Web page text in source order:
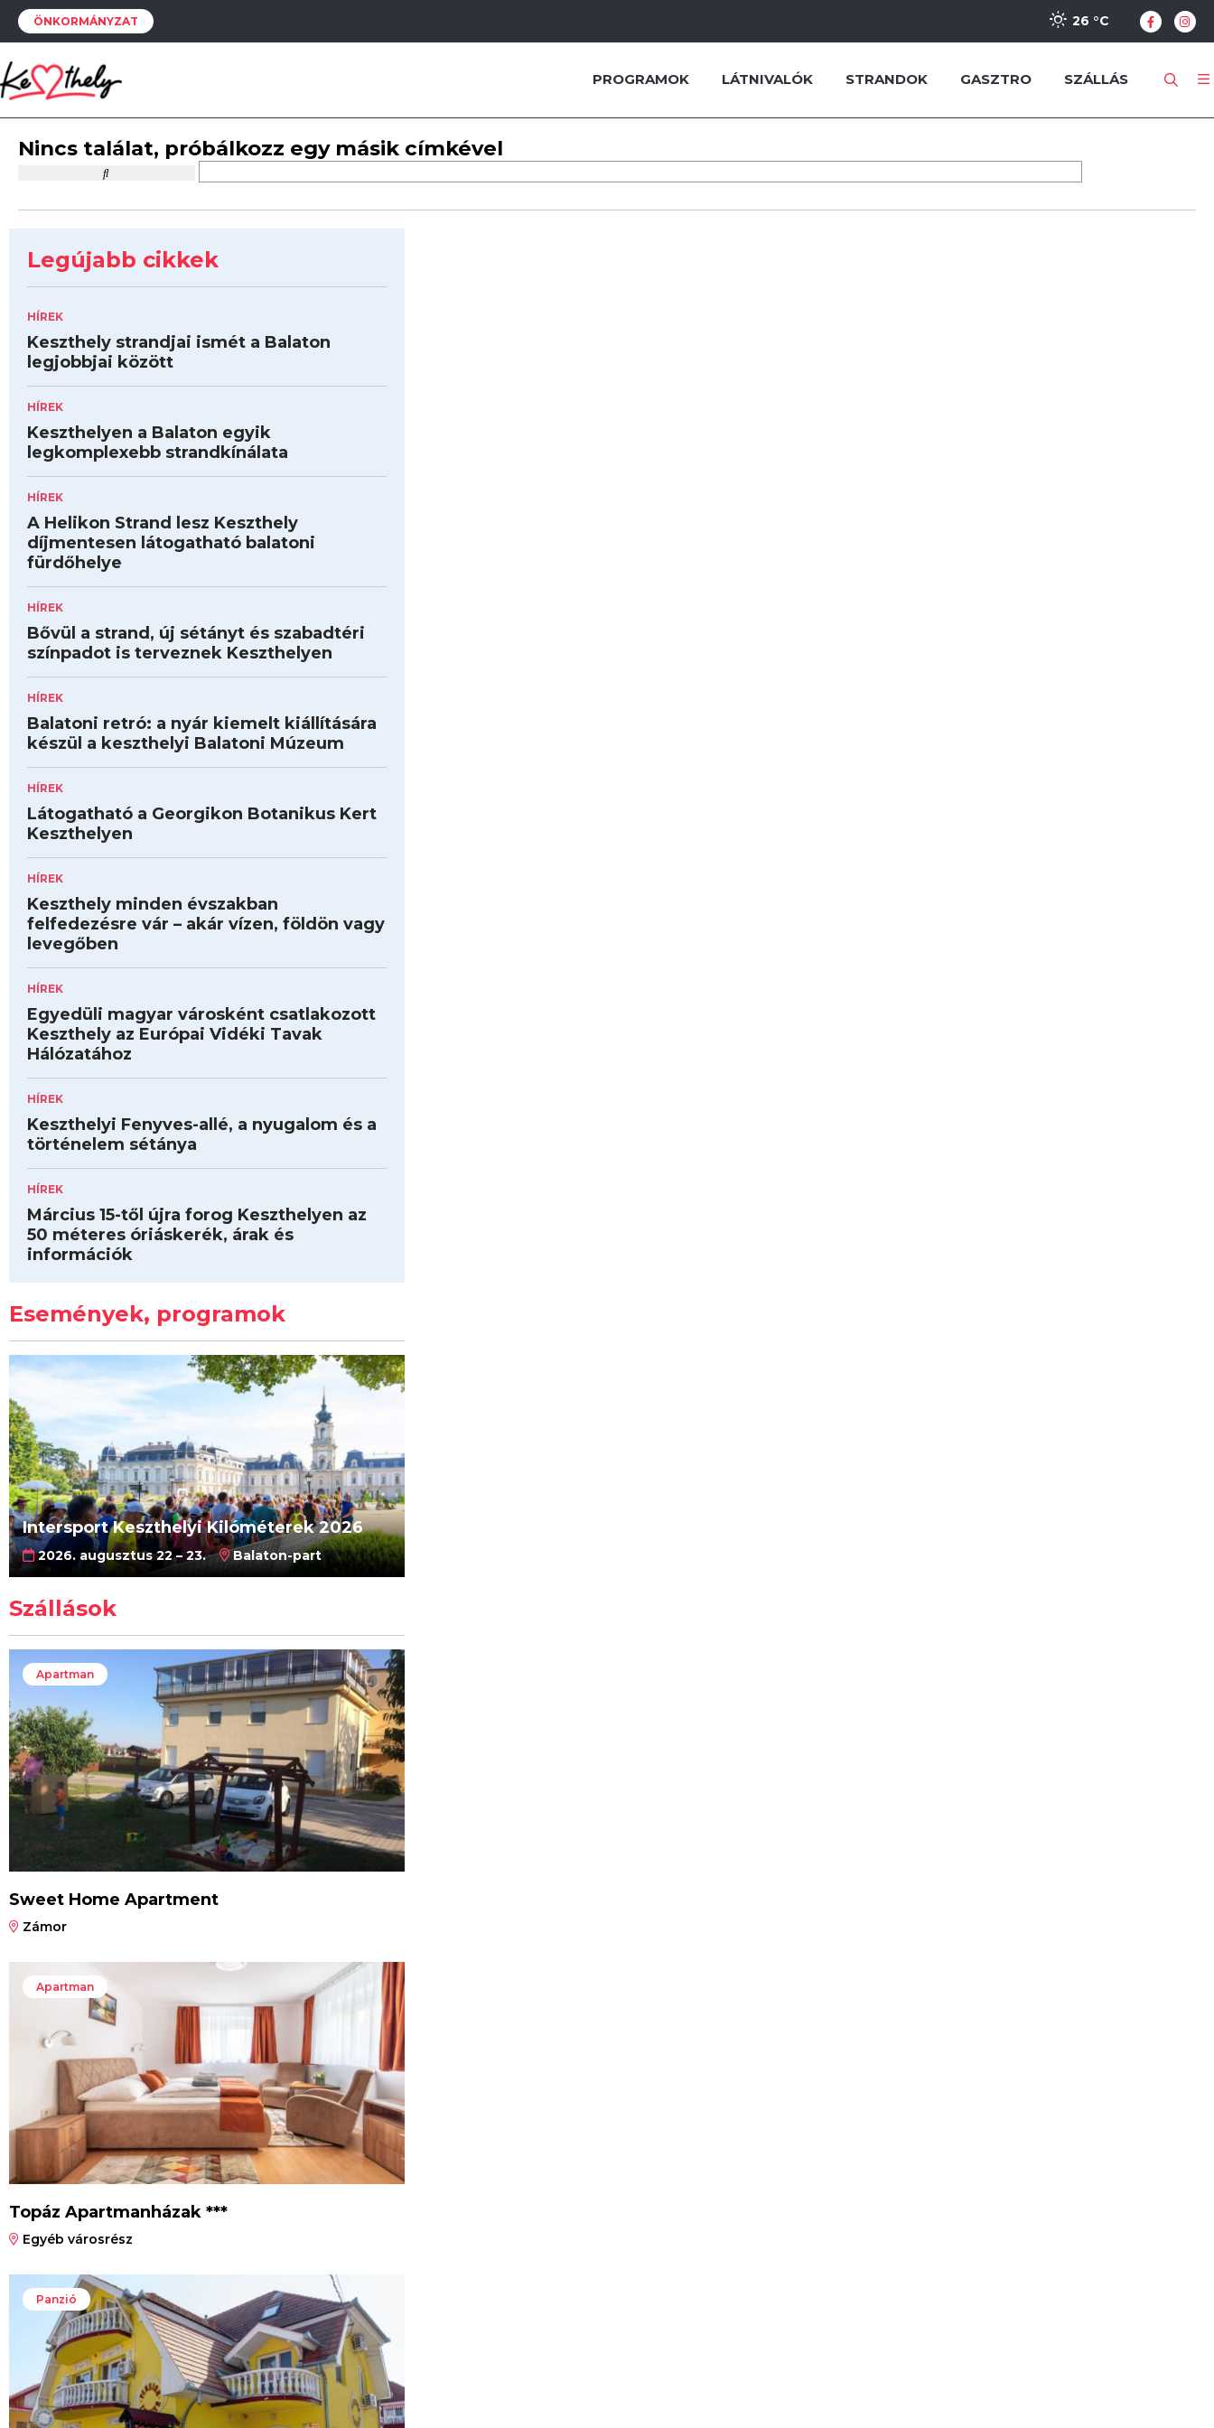
ÖNKORMÁNYZAT 26 °C
PROGRAMOK LÁTNIVALÓK STRANDOK GASZTRO SZÁLLÁS
Nincs találat, próbálkozz egy másik címkével
Legújabb cikkek
HÍREK
Keszthely strandjai ismét a Balaton
legjobbjai között
HÍREK
Keszthelyen a Balaton egyik
legkomplexebb strandkínálata
HÍREK
A Helikon Strand lesz Keszthely
díjmentesen látogatható balatoni
fürdőhelye
HÍREK
Bővül a strand, új sétányt és szabadtéri
színpadot is terveznek Keszthelyen
HÍREK
Balatoni retró: a nyár kiemelt kiállítására
készül a keszthelyi Balatoni Múzeum
HÍREK
Látogatható a Georgikon Botanikus Kert
Keszthelyen
HÍREK
Keszthely minden évszakban
felfedezésre vár – akár vízen, földön vagy
levegőben
HÍREK
Egyedüli magyar városként csatlakozott
Keszthely az Európai Vidéki Tavak
Hálózatához
HÍREK
Keszthelyi Fenyves-allé, a nyugalom és a
történelem sétánya
HÍREK
Március 15-től újra forog Keszthelyen az
50 méteres óriáskerék, árak és
információk
Események, programok
Intersport Keszthelyi Kilóméterek 2026
2026. augusztus 22 – 23. Balaton-part
Szállások
Apartman
Sweet Home Apartment
Zámor
Apartman
Topáz Apartmanházak ***
Egyéb városrész
Panzió